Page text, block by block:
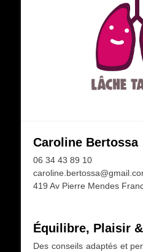
Caroline Bertossa
06 34 43 89 10
419 Av Pierre Mendes
Équilibre, Plaisir
Des conseils adaptés et